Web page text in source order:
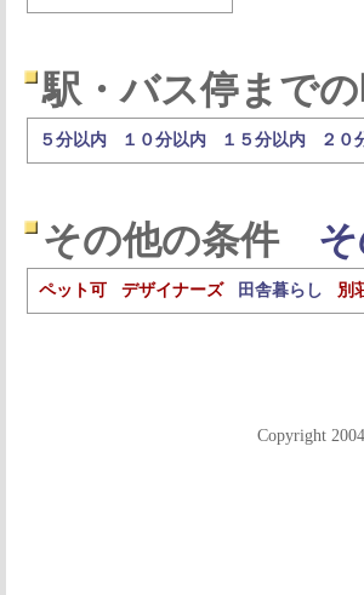
駅・バス停までの
５分以内 １０分以内 １５分以内 ２０
その他の条件
ペット可 デザイナーズ 田舎暮らし 別
Copyright